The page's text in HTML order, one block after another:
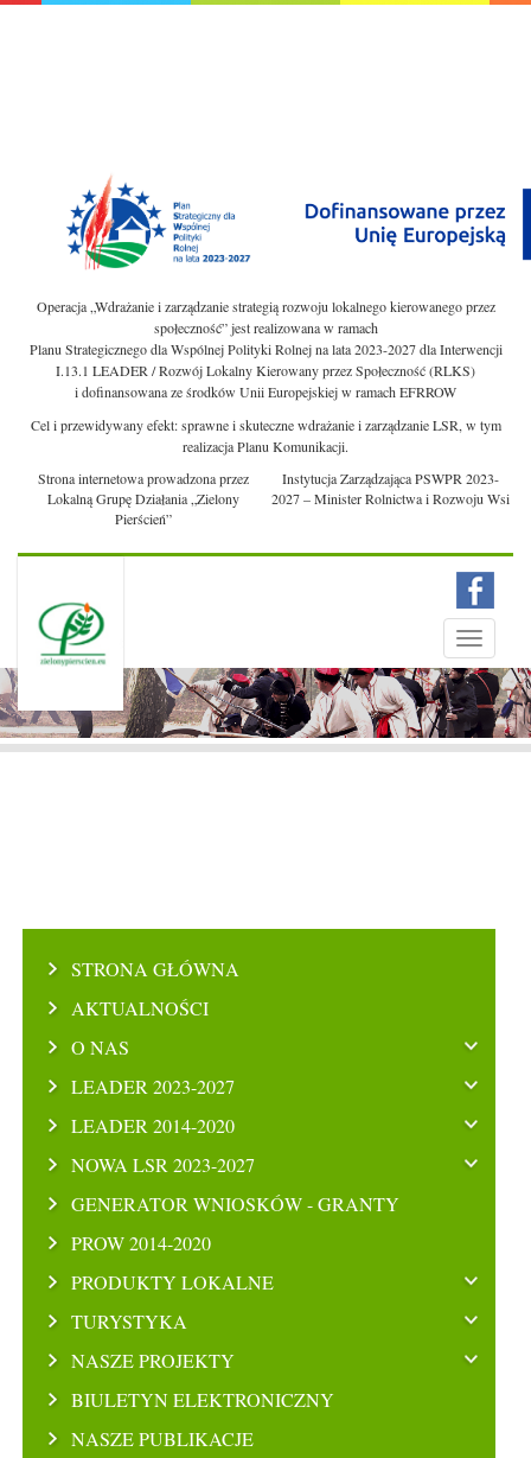
Operacja „Wdrażanie i zarządzanie strategią rozwoju lokalnego kierowanego przez
społeczność” jest realizowana w ramach
Planu Strategicznego dla Wspólnej Polityki Rolnej na lata 2023-2027 dla Interwencji
I.13.1 LEADER / Rozwój Lokalny Kierowany przez Społeczność (RLKS)
i dofinansowana ze środków Unii Europejskiej w ramach EFRROW
Cel i przewidywany efekt: sprawne i skuteczne wdrażanie i zarządzanie LSR, w tym
realizacja Planu Komunikacji.
Strona internetowa prowadzona przez
Lokalną Grupę Działania „Zielony
Pierścień”
Instytucja Zarządzająca PSWPR 2023-
2027 – Minister Rolnictwa i Rozwoju Wsi
Toggle
Menu
STRONA GŁÓWNA
AKTUALNOŚCI
O NAS
LEADER 2023-2027
LEADER 2014-2020
NOWA LSR 2023-2027
GENERATOR WNIOSKÓW - GRANTY
PROW 2014-2020
PRODUKTY LOKALNE
TURYSTYKA
NASZE PROJEKTY
BIULETYN ELEKTRONICZNY
NASZE PUBLIKACJE